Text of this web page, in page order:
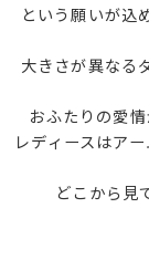
という願いが込
大きさが異なる
おふたりの愛
レディースはア
どこから見